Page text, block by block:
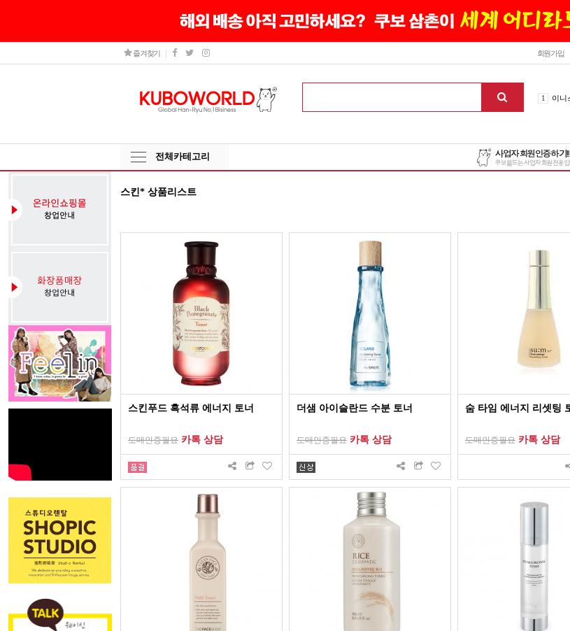
회원가입
즐겨찾기
2 설화
5 라네즈
6 헤라
전체카테고리
스킨* 상품리스트
스킨푸드 흑석류 에너지 토너
도매인증필요 카톡 상담
더샘 아이슬란드 수분 토너
도매인증필요 카톡 상담
숨 타임 에너지 리셋팅
도매인증필요 카톡 상담